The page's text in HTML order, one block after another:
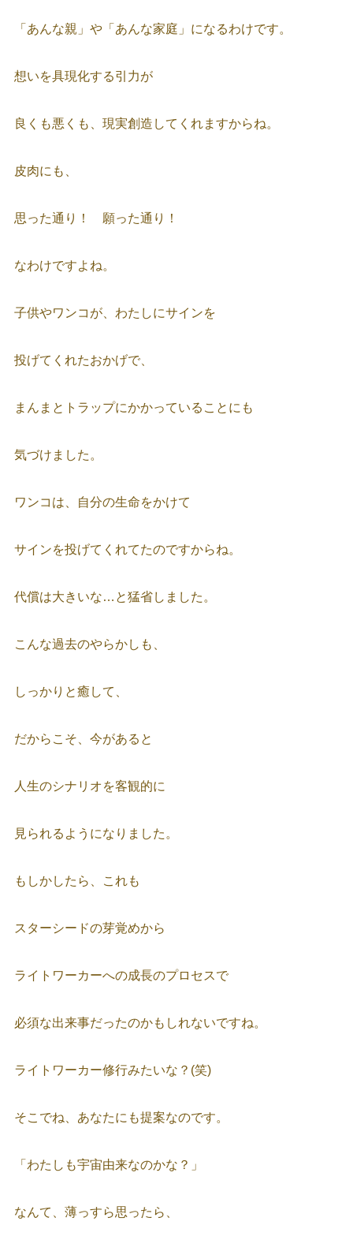
「あんな親」や「あんな家庭」になるわけです。
想いを具現化する引力が
良くも悪くも、現実創造してくれますからね。
皮肉にも、
思った通り！ 願った通り！
なわけですよね。
子供やワンコが、わたしにサインを
投げてくれたおかげで、
まんまとトラップにかかっていることにも
気づけました。
ワンコは、自分の生命をかけて
サインを投げてくれてたのですからね。
代償は大きいな…と猛省しました。
こんな過去のやらかしも、
しっかりと癒して、
だからこそ、今があると
人生のシナリオを客観的に
見られるようになりました。
もしかしたら、これも
スターシードの芽覚めから
ライトワーカーへの成長のプロセスで
必須な出来事だったのかもしれないですね。
ライトワーカー修行みたいな？(笑)
そこでね、あなたにも提案なのです。
「わたしも宇宙由来なのかな？」
なんて、薄っすら思ったら、